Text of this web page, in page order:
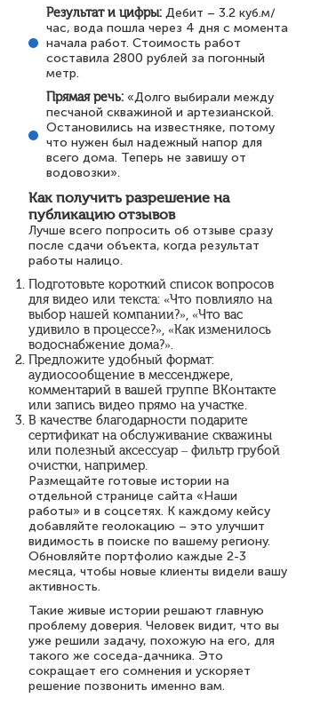
Результат и цифры: Дебит – 3.2 куб.м/
час, вода пошла через 4 дня с момента
начала работ. Стоимость работ
составила 2800 рублей за погонный
метр.
Прямая речь: «Долго выбирали между
песчаной скважиной и артезианской.
Остановились на известняке, потому
что нужен был надежный напор для
всего дома. Теперь не завишу от
водовозки».
Как получить разрешение на
публикацию отзывов
Лучше всего попросить об отзыве сразу
после сдачи объекта, когда результат
работы налицо.
Подготовьте короткий список вопросов
для видео или текста: «Что повлияло на
выбор нашей компании?», «Что вас
удивило в процессе?», «Как изменилось
водоснабжение дома?».
Предложите удобный формат:
аудиосообщение в мессенджере,
комментарий в вашей группе ВКонтакте
или запись видео прямо на участке.
В качестве благодарности подарите
сертификат на обслуживание скважины
или полезный аксессуар – фильтр грубой
очистки, например.
Размещайте готовые истории на
отдельной странице сайта «Наши
работы» и в соцсетях. К каждому кейсу
добавляйте геолокацию – это улучшит
видимость в поиске по вашему региону.
Обновляйте портфолио каждые 2-3
месяца, чтобы новые клиенты видели вашу
активность.
Такие живые истории решают главную
проблему доверия. Человек видит, что вы
уже решили задачу, похожую на его, для
такого же соседа-дачника. Это
сокращает его сомнения и ускоряет
решение позвонить именно вам.